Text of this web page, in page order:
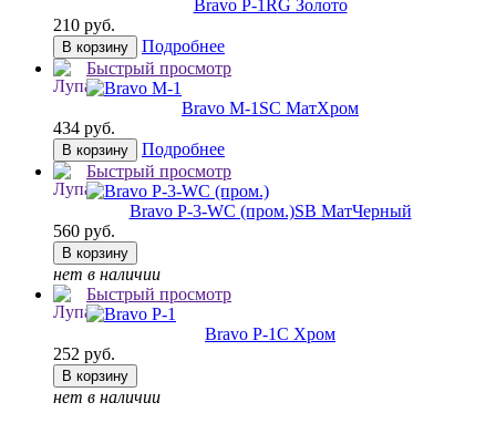
Bravo P-1RG Золото
210 руб.
В корзину
Подробнее
Быстрый просмотр
Bravo M-1 SC МатХром
434 руб.
В корзину
Подробнее
Быстрый просмотр
Bravo P-3-WC (пром.)SB МатЧерный
560 руб.
В корзину
нет в наличии
Быстрый просмотр
Bravo P-1C Хром
252 руб.
В корзину
нет в наличии